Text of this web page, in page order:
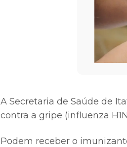
A Secretaria de Saúde de
contra a gripe (influenza
Podem receber o